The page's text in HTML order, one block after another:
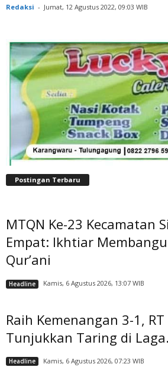
Redaksi - Jumat, 12 Agustus 2022, 09:03 WIB
Postingan Terbaru
MTQN Ke-23 Kecamatan
Empat: Ikhtiar
Qur’ani
Headline Kamis, 6 Agustus 2026, 13:07 WIB
Raih Kemenangan 3-1, RT
Tunjukkan Taring di
Headline Kamis, 6 Agustus 2026, 07:23 WIB